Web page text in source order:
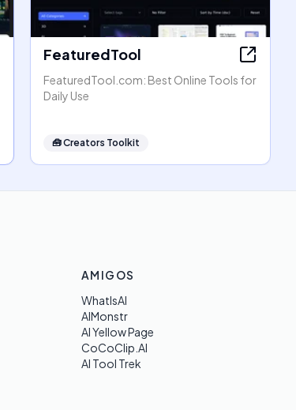
FeaturedTool
FeaturedTool.com: Best Online Tools for
Daily Use
🧰Creators Toolkit
AMIGOS
WhatIsAI
AIMonstr
AI Yellow Page
CoCoClip.AI
AI Tool Trek